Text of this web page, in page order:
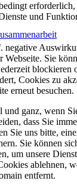
und
negative
Webseite. Sie
blockieren
Cookies zu
erneut besuchen.
und ganz, wenn
dass Sie
Sie uns bitte,
Sie können
um unsere
ablehnen,
entfernt.